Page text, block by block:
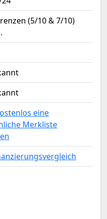
(5/10 & 7/10)
eine
Merkliste